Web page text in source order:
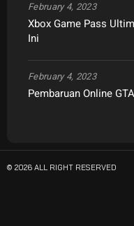
Xbox Game Pass
Ini
February 4, 2023
Pembaruan Online
February 4, 2023
© 2026 ALL RIGHT RESERVED